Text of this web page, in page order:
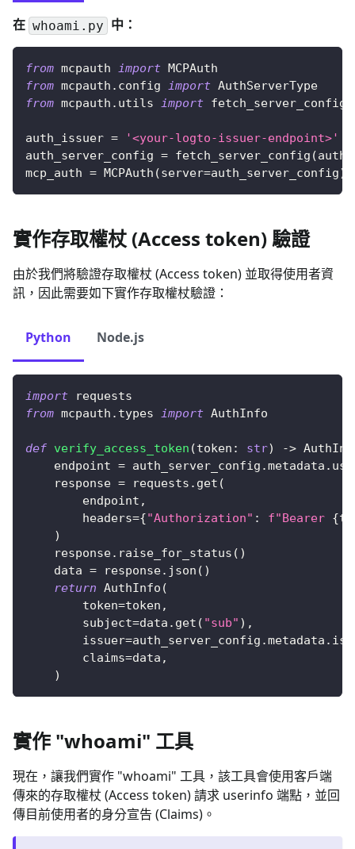
在 whoami.py 中：
from mcpauth import MCPAuth
from mcpauth . config import AuthServerType
from mcpauth . utils import fetch_server_config
auth_issuer =
'<your-logto-issuer-endpoint>'
auth_server_config = fetch_server_config (
mcp_auth = MCPAuth (server=auth_server_config)
實作存取權杖 (Access token) 驗證
由於我們將驗證存取權杖 (Access token) 並取得使用者資
訊，因此需要如下實作存取權杖驗證：
Python Node.js
import requests
from mcpauth . types import AuthInfo
def verify_access_token (token : str) ->
    endpoint
= auth_server_config .metadata .
    response
= requests . get (
        endpoint
,
        headers
={"Authorization" : f"Bearer {
)
    response
. raise_for_status ( )
    data
= response. json ( )
return AuthInfo (
        token
=token ,
        subject
=data . get ( "sub" ) ,
        issuer
=auth_server_config .metadata .
        claims
=data ,
)
實作 "whoami" 工具
現在，讓我們實作 "whoami" 工具，該工具會使用客戶端
傳來的存取權杖 (Access token) 請求 userinfo 端點，並回
傳目前使用者的身分宣告 (Claims)。